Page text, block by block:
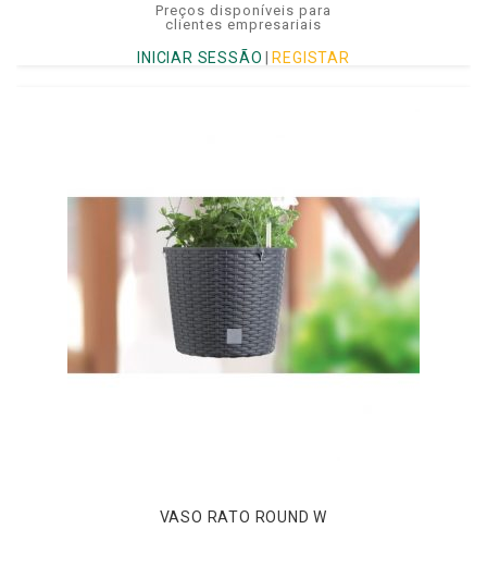
Preços disponíveis para
clientes empresariais
INICIAR SESSÃO REGISTAR
VASO RATO ROUND W